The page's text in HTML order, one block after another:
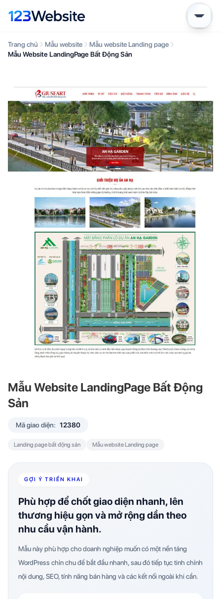
Trang chủ Mẫu website
Mẫu website Landing page
Mẫu Website LandingPage Bất Động Sản
Mẫu Website LandingPage Bất Động
Sản
Mã giao diện: 12380
Landing page bất động sản Mẫu website Landing page
GỢI Ý TRIỂN KHAI
Phù hợp để chốt giao diện nhanh, lên
thương hiệu gọn và mở rộng dần theo
nhu cầu vận hành.
Mẫu này phù hợp cho doanh nghiệp muốn có một nền tảng
WordPress chỉn chu để bắt đầu nhanh, sau đó tiếp tục tinh chỉnh
nội dung, SEO, tính năng bán hàng và các kết nối ngoài khi cần.